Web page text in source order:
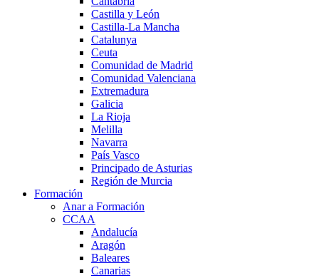
Castilla y León
Castilla-La Mancha
Catalunya
Ceuta
Comunidad de Madrid
Comunidad Valenciana
Extremadura
Galicia
La Rioja
Melilla
Navarra
País Vasco
Principado de Asturias
Región de Murcia
Formación
Anar a Formación
CCAA
Andalucía
Aragón
Baleares
Canarias